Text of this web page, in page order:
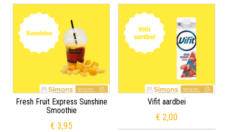
Fresh Fruit Express Sunshine
Smoothie
€ 3,95
Vifit aardbei
€ 2,00